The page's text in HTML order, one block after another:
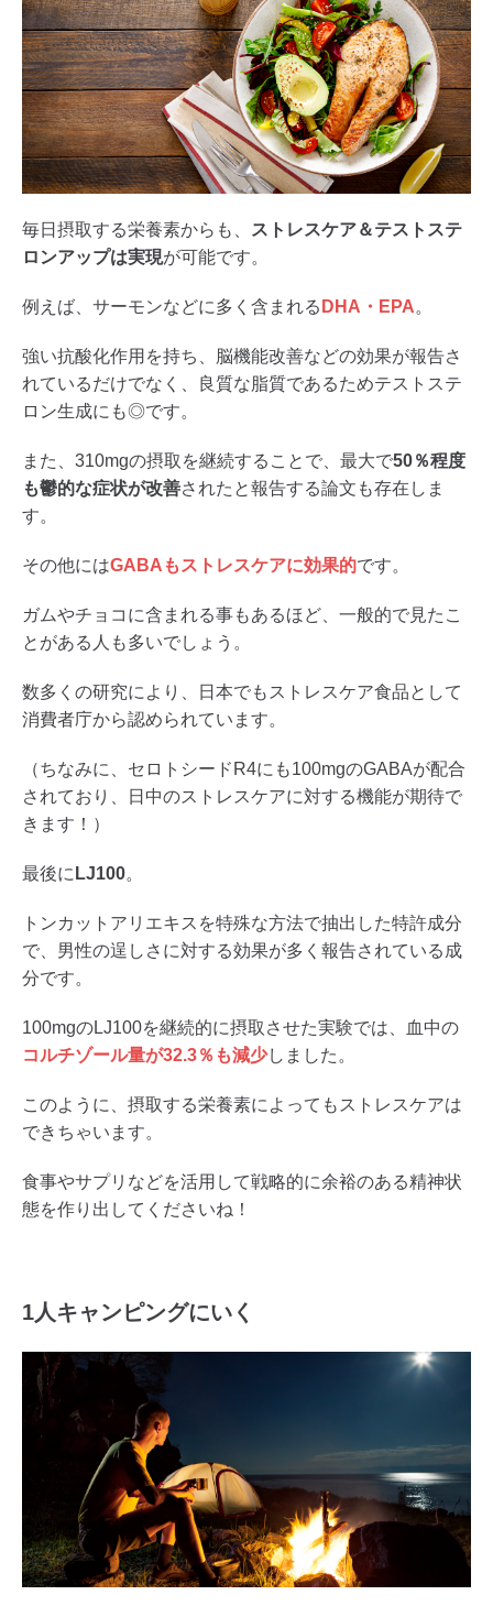
毎日摂取する栄養素からも、
ストレスケア＆テストステ
ロンアップは実現が可能です。
例えば、サーモンなどに多く含まれる DHA・EPA。
強い抗酸化作用を持ち、脳機能改善などの効果が報告さ
れているだけでなく、良質な脂質であるためテストステ
ロン生成にも◎です。
また、310mgの摂取を継続することで、最大で50％程度
も鬱的な症状が改善されたと報告する論文も存在しま
す。
その他にはGABAもストレスケアに効果的です。
ガムやチョコに含まれる事もあるほど、一般的で見たこ
とがある人も多いでしょう。
数多くの研究により、日本でもストレスケア食品として
消費者庁から認められています。
（ちなみに、セロトシードR4にも100mgのGABAが配合
されており、日中のストレスケアに対する機能が期待で
きます！）
最後に LJ100。
トンカットアリエキスを特殊な方法で抽出した特許成分
で、男性の逞しさに対する効果が多く報告されている成
分です。
100mgのLJ100を継続的に摂取させた実験では、血中の
コルチゾール量が32.3％も減少しました。
このように、摂取する栄養素によってもストレスケアは
できちゃいます。
食事やサプリなどを活用して戦略的に余裕のある精神状
態を作り出してくださいね！
1人キャンピングにいく